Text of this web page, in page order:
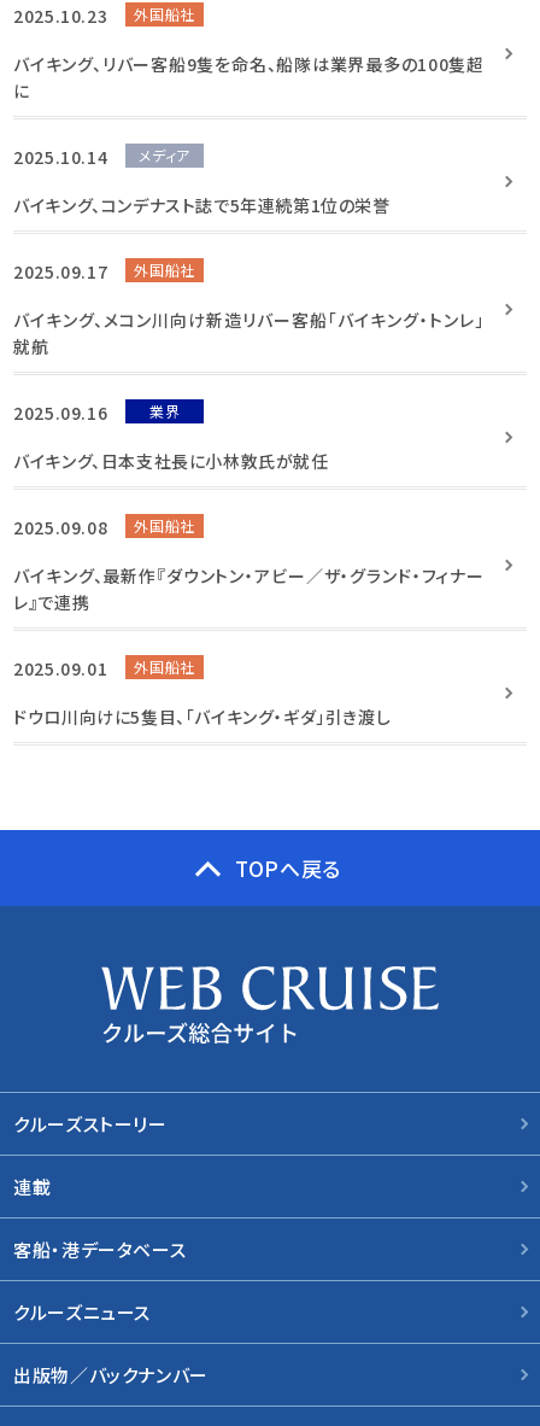
2025.10.23 外国船社
バイキング、リバー客船9隻を命名、船隊は業界最多の100隻超
に
2025.10.14 メディア
バイキング、コンデナスト誌で5年連続第1位の栄誉
2025.09.17 外国船社
バイキング、メコン川向け新造リバー客船「バイキング・トンレ」
就航
2025.09.16 業界
バイキング、日本支社長に小林敦氏が就任
2025.09.08 外国船社
バイキング、最新作『ダウントン・アビー／ザ・グランド・フィナー
レ』で連携
2025.09.01 外国船社
ドウロ川向けに5隻目、「バイキング・ギダ」引き渡し
TOPへ戻る
クルーズストーリー
連載
客船・港データベース
クルーズニュース
出版物／バックナンバー